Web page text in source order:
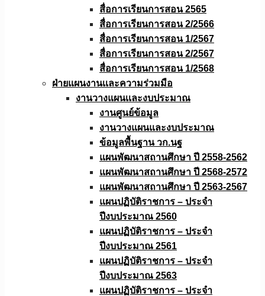
สื่อการเรียนการสอน 2565
สื่อการเรียนการสอน 2/2566
สื่อการเรียนการสอน 1/2567
สื่อการเรียนการสอน 2/2567
สื่อการเรียนการสอน 1/2568
ฝ่ายแผนงานเเละความร่วมมือ
งานวางแผนเเละงบประมาณ
งานศูนย์ข้อมูล
งานวางแผนและงบประมาณ
ข้อมูลพื้นฐาน วก.นฐ
แผนพัฒนาสถานศึกษา ปี 2558-2562
แผนพัฒนาสถานศึกษา ปี 2568-2572
แผนพัฒนาสถานศึกษา ปี 2563-2567
แผนปฏิบัติราชการ – ประจำ
ปีงบประมาณ 2560
แผนปฏิบัติราชการ – ประจำ
ปีงบประมาณ 2561
แผนปฏิบัติราชการ – ประจำ
ปีงบประมาณ 2563
แผนปฏิบัติราชการ – ประจำ